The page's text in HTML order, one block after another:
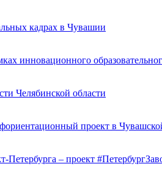
кадрах в Чувашии
инновационного
Челябинской области
проект в
– проект